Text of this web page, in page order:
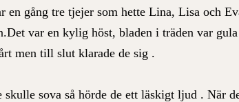
en gång tre tjejer som hette Lina, Lisa och
var en kylig höst, bladen i träden var
men till slut klarade de sig .
skulle sova så hörde de ett läskigt ljud . När